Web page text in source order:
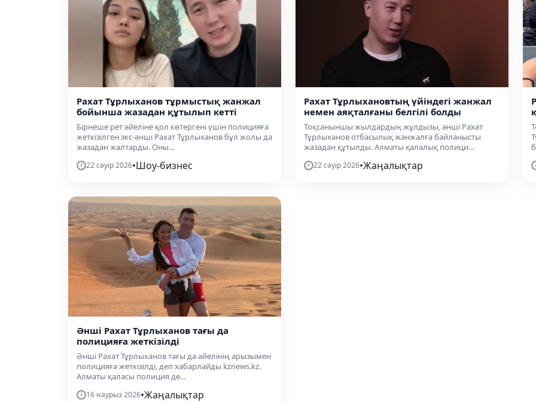
Рахат Тұрлыханов тұрмыстық жанжал
бойынша жазадан құтылып кетті
Бірнеше рет әйеліне қол көтергені үшін полицияға
жеткізілген экс-әнші Рахат Тұрлыханов бұл жолы да
жазадан жалтарды. Оны...
22 сәуір 2026•Шоу-бизнес
Рахат Тұрлыхановтың үйіндегі жанжал
немен аяқталғаны белгілі болды
Тоқсаныншы жылдардың жұлдызы, әнші Рахат
Тұрлыханов отбасылық жанжалға байланысты
жазадан құтылды. Алматы қалалық полици...
22 сәуір 2026•Жаңалықтар
Әнші Рахат Тұрлыханов тағы да
полицияға жеткізілді
Әнші Рахат Тұрлыханов тағы да әйелінің арызымен
полицияға жеткізілді, деп хабарлайды kznews.kz.
Алматы қаласы полиция де...
16 наурыз 2026•Жаңалықтар